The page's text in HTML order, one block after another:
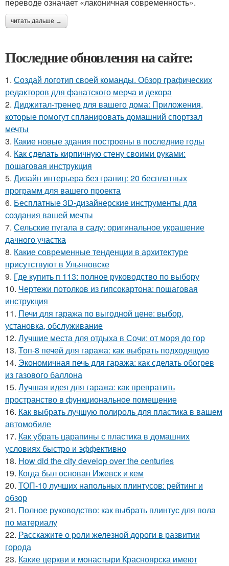
читать дальше →
Последние обновления на сайте:
1. Создай логотип своей команды. Обзор графических
редакторов для фанатского мерча и декора
2. Диджитал-тренер для вашего дома: Приложения,
которые помогут спланировать домашний спортзал
мечты
3. Какие новые здания построены в последние годы
4. Как сделать кирпичную стену своими руками:
пошаговая инструкция
5. Дизайн интерьера без границ: 20 бесплатных
программ для вашего проекта
6. Бесплатные 3D-дизайнерские инструменты для
создания вашей мечты
7. Сельские пугала в саду: оригинальное украшение
дачного участка
8. Какие современные тенденции в архитектуре
присутствуют в Ульяновске
9. Где купить п 113: полное руководство по выбору
10. Чертежи потолков из гипсокартона: пошаговая
инструкция
11. Печи для гаража по выгодной цене: выбор,
установка, обслуживание
12. Лучшие места для отдыха в Сочи: от моря до гор
13. Топ-8 печей для гаража: как выбрать подходящую
14. Экономичная печь для гаража: как сделать обогрев
из газового баллона
15. Лучшая идея для гаража: как превратить
пространство в функциональное помещение
16. Как выбрать лучшую полироль для пластика в вашем
автомобиле
17. Как убрать царапины с пластика в домашних
условиях быстро и эффективно
18. How did the city develop over the centuries
19. Когда был основан Ижевск и кем
20. ТОП-10 лучших напольных плинтусов: рейтинг и
обзор
21. Полное руководство: как выбрать плинтус для пола
по материалу
22. Расскажите о роли железной дороги в развитии
города
23. Какие церкви и монастыри Красноярска имеют